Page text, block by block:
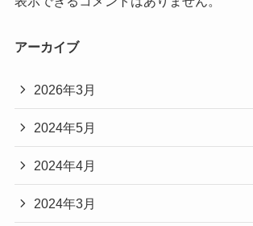
アーカイブ
2026年3月
2024年5月
2024年4月
2024年3月